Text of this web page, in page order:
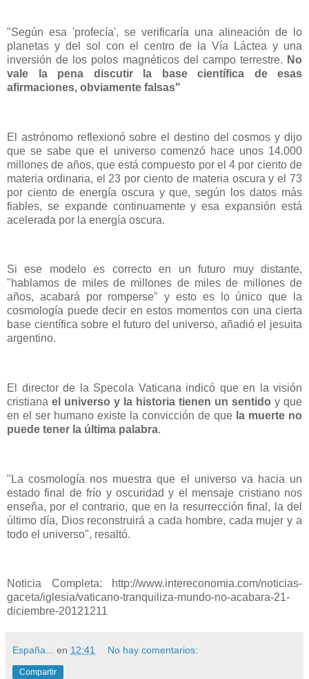
"Según esa 'profecía', se verificaría una alineación de lo
planetas y del sol con el centro de la Vía Láctea y una
inversión de los polos magnéticos del campo terrestre. No
vale la pena discutir la base científica de esas
afirmaciones, obviamente falsas"
El astrónomo reflexionó sobre el destino del cosmos y dijo
que se sabe que el universo comenzó hace unos 14.000
millones de años, que está compuesto por el 4 por ciento de
materia ordinaria, el 23 por ciento de materia oscura y el 73
por ciento de energía oscura y que, según los datos más
fiables, se expande continuamente y esa expansión está
acelerada por la energía oscura.
Si ese modelo es correcto en un futuro muy distante,
"hablamos de miles de millones de miles de millones de
años, acabará por romperse" y esto es lo único que la
cosmología puede decir en estos momentos con una cierta
base científica sobre el futuro del universo, añadió el jesuita
argentino.
El director de la Specola Vaticana indicó que en la visión
cristiana el universo y la historia tienen un sentido y que
en el ser humano existe la convicción de que la muerte no
puede tener la última palabra.
"La cosmología nos muestra que el universo va hacia un
estado final de frío y oscuridad y el mensaje cristiano nos
enseña, por el contrario, que en la resurrección final, la del
último día, Dios reconstruirá a cada hombre, cada mujer y a
todo el universo", resaltó.
Noticia Completa: http://www.intereconomia.com/noticias-
gaceta/iglesia/vaticano-tranquiliza-mundo-no-acabara-21-
diciembre-20121211
España... en 12:41 No hay comentarios:
Compartir